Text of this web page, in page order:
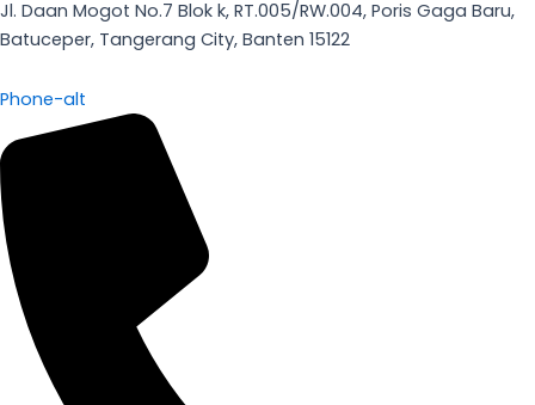
Jl. Daan Mogot No.7 Blok k, RT.005/RW.004, Poris Gaga Baru,
Batuceper, Tangerang City, Banten 15122
Phone-alt